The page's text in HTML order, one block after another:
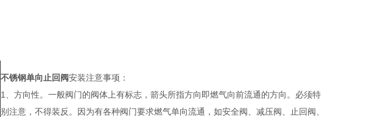
不锈钢单向止回阀安装注意事项：
1、方向性。一般阀门的阀体上有标志，箭头所指方向即燃气向前流通的方向。必须特
别注意，不得装反。因为有各种阀门要求燃气单向流通，如安全阀、减压阀、止回阀、